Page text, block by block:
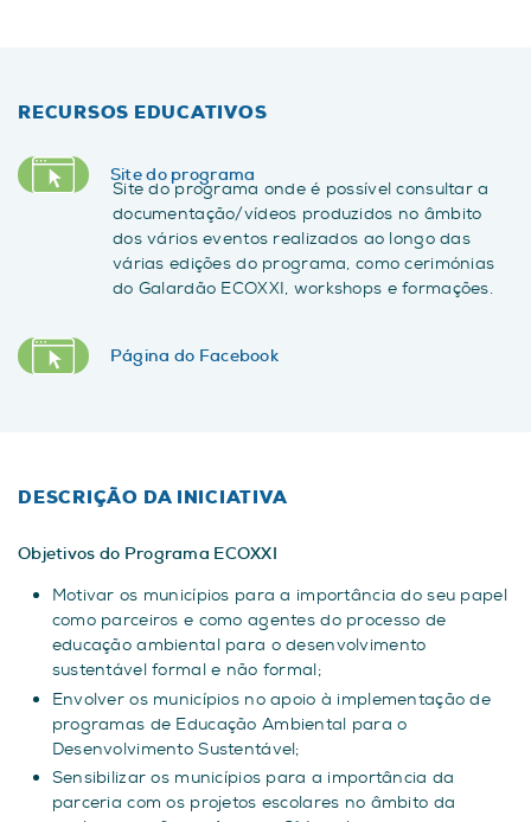
RECURSOS EDUCATIVOS
Site do programa
Site do programa onde é possível consultar a
documentação/vídeos produzidos no âmbito
dos vários eventos realizados ao longo das
várias edições do programa, como cerimónias
do Galardão ECOXXI, workshops e formações.
Página do Facebook
DESCRIÇÃO DA INICIATIVA
Objetivos do Programa ECOXXI
Motivar os municípios para a importância do seu papel
como parceiros e como agentes do processo de
educação ambiental para o desenvolvimento
sustentável formal e não formal;
Envolver os municípios no apoio à implementação de
programas de Educação Ambiental para o
Desenvolvimento Sustentável;
Sensibilizar os municípios para a importância da
parceria com os projetos escolares no âmbito da